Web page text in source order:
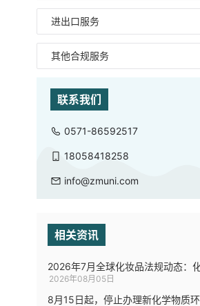
进出口服务
其他合规服务
联系我们
0571-86592517
18058418258
info@zmuni.com
相关资讯
2026年08月05日
8月15日起，停止办理新化学物质